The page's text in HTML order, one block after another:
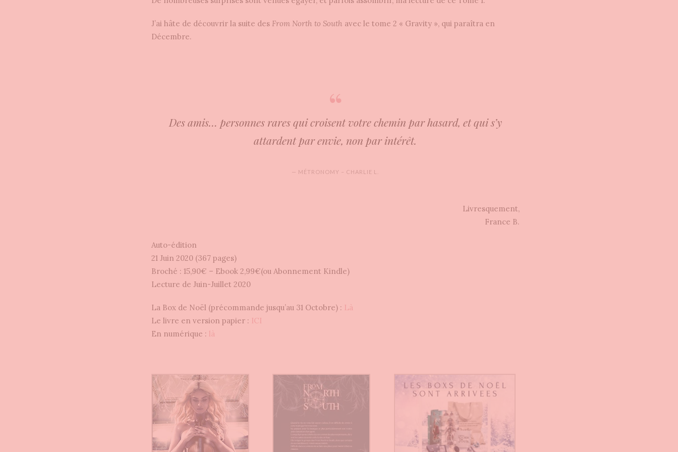
J’ai hâte de découvrir la suite des From North to South avec le tome 2 « Gravity », qui paraîtra en
Décembre.
Des amis… personnes rares qui croisent votre chemin par hasard, et qui s’y
attardent par envie, non par intérêt.
— MÉTRONOMY – CHARLIE L.
Livresquement,
France B.
Auto-édition
21 Juin 2020 (367 pages)
Broché : 15,90€ – Ebook 2,99€(ou Abonnement Kindle)
Lecture de Juin-Juillet 2020
La Box de Noël (précommande jusqu’au 31 Octobre) : Là
Le livre en version papier : ICI
En numérique : là